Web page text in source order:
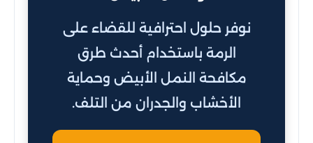
نوفر حلول احترافية للقضاء على
الرمة باستخدام أحدث طرق
مكافحة النمل الأبيض وحماية
الأخشاب والجدران من التلف.